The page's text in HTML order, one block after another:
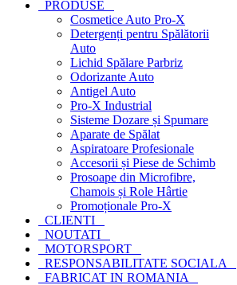
PRODUSE
Cosmetice Auto Pro-X
Detergenți pentru Spălătorii
Auto
Lichid Spălare Parbriz
Odorizante Auto
Antigel Auto
Pro-X Industrial
Sisteme Dozare și Spumare
Aparate de Spălat
Aspiratoare Profesionale
Accesorii și Piese de Schimb
Prosoape din Microfibre,
Chamois și Role Hârtie
Promoționale Pro-X
CLIENTI
NOUTATI
MOTORSPORT
RESPONSABILITATE SOCIALA
FABRICAT IN ROMANIA